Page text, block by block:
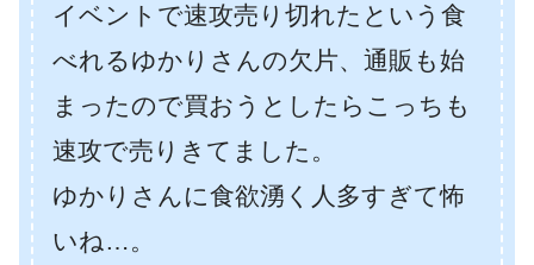
イベントで速攻売り切れたという食
べれるゆかりさんの欠片、通販も始
まったので買おうとしたらこっちも
速攻で売りきてました。
ゆかりさんに食欲湧く人多すぎて怖
いね…。